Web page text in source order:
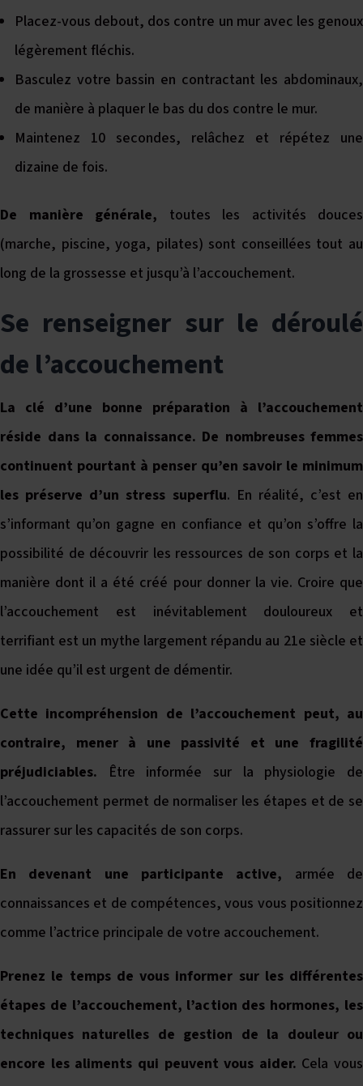
Placez-vous debout, dos contre un mur avec les genoux
légèrement fléchis.
Basculez votre bassin en contractant les abdominaux,
de manière à plaquer le bas du dos contre le mur.
Maintenez 10 secondes, relâchez et répétez une
dizaine de fois.
De manière générale, toutes les activités douces
(marche, piscine, yoga, pilates) sont conseillées tout au
long de la grossesse et jusqu’à l’accouchement.
Se renseigner sur le déroulé
de l’accouchement
La clé d’une bonne préparation à l’accouchement
réside dans la connaissance. De nombreuses femmes
continuent pourtant à penser qu’en savoir le minimum
les préserve d’un stress superflu. En réalité, c’est en
s’informant qu’on gagne en confiance et qu’on s’offre la
possibilité de découvrir les ressources de son corps et la
manière dont il a été créé pour donner la vie. Croire que
l’accouchement est inévitablement douloureux et
terrifiant est un mythe largement répandu au 21e siècle et
une idée qu’il est urgent de démentir.
Cette incompréhension de l’accouchement peut, au
contraire, mener à une passivité et une fragilité
préjudiciables. Être informée sur la physiologie de
l’accouchement permet de normaliser les étapes et de se
rassurer sur les capacités de son corps.
En devenant une participante active, armée de
connaissances et de compétences, vous vous positionnez
comme l’actrice principale de votre accouchement.
Prenez le temps de vous informer sur les différentes
étapes de l’accouchement, l’action des hormones, les
techniques naturelles de gestion de la douleur ou
encore les aliments qui peuvent vous aider. Cela vous